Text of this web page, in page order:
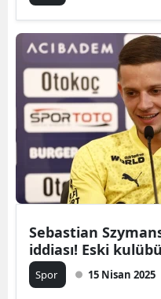
Sebastian
iddiası! Eski
Spor 15 Nisan 2025